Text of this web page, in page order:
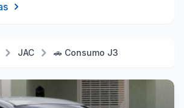
JAC 🚗 Consumo J3